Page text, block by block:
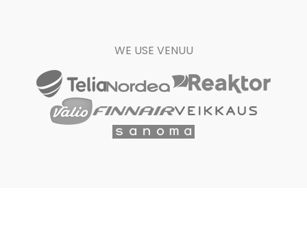
WE USE VENUU